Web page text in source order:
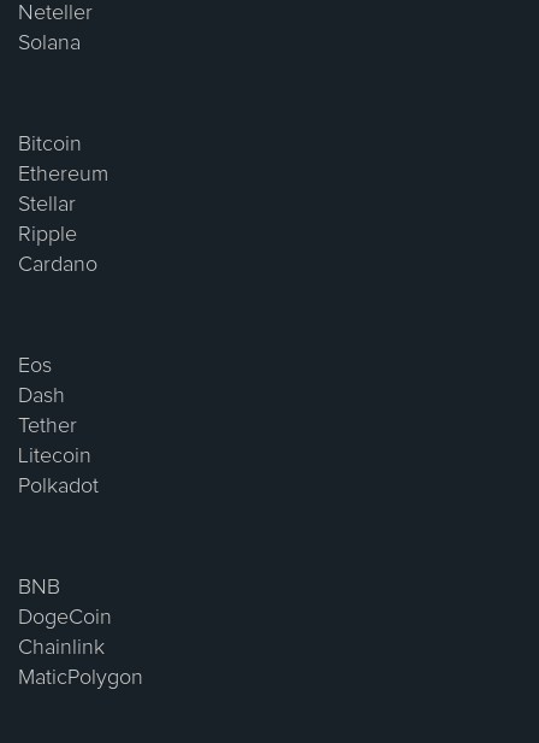
Neteller
Solana
Bitcoin
Ethereum
Stellar
Ripple
Cardano
Eos
Dash
Tether
Litecoin
Polkadot
BNB
DogeCoin
Chainlink
MaticPolygon